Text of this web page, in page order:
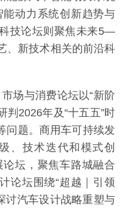
能动力系统创新趋势与
技论坛则聚焦未来5—
、新技术相关的前沿科
场与消费论坛以“新阶
判2026年及“十五五”时
问题。商用车可持续发
、技术迭代和模式创
坛，聚焦车路城融合
论坛围绕“超越｜引领
讨汽车设计战略重塑与